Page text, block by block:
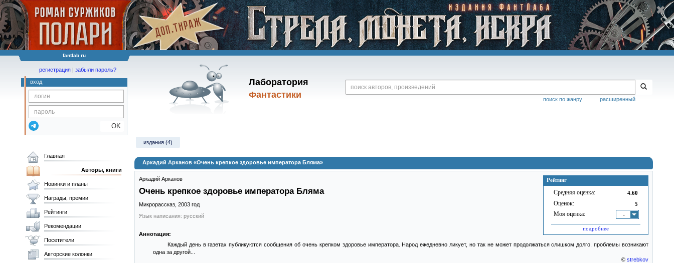
fantlab ru
Лаборатория
Фантастики
расширенный
поиск по жанру
регистрация | забыли пароль?
вход
OK
издания (4)
Аркадий Арканов «Очень крепкое здоровье императора Бляма»
Рейтинг
Средняя оценка: 4.60
Оценок: 5
Моя оценка: -
подробнее
Аркадий Арканов
Очень крепкое здоровье императора Бляма
Микрорассказ, 2003 год
Язык написания: русский
Аннотация:
Каждый день в газетах публикуются сообщения об очень крепком здоровье императора. Народ ежедневно ликует, но так не может продолжаться слишком долго, проблемы возникают
одна за другой...
© strebkov
Главная
Авторы, книги
Новинки и планы
Награды, премии
Рейтинги
Рекомендации
Посетители
Авторские колонки